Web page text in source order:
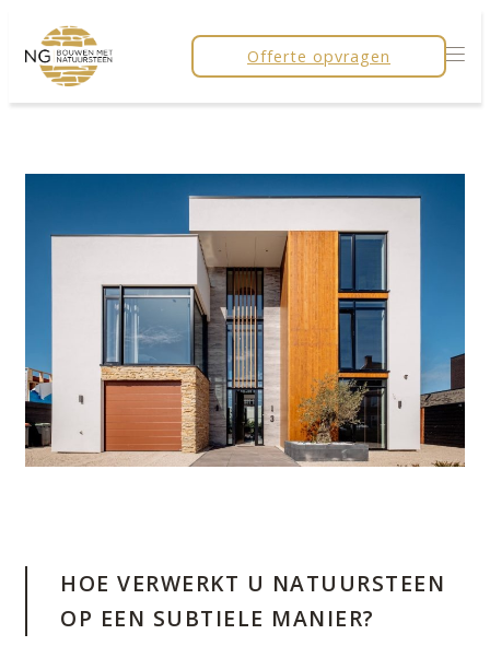
Offerte opvragen
HOE VERWERKT U NATUURSTEEN
OP EEN SUBTIELE MANIER?